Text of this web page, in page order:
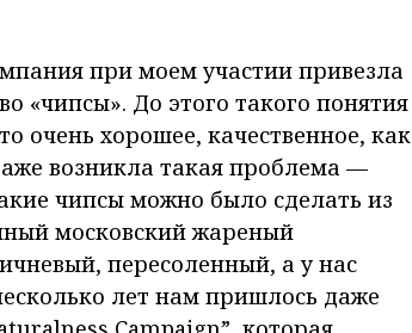
при моем участии привезла
«чипсы». До этого такого понятия
очень хорошее, качественное, как
возникла такая проблема —
чипсы можно было сделать из
московский жареный
пересоленный, а у нас
лет нам пришлось даже